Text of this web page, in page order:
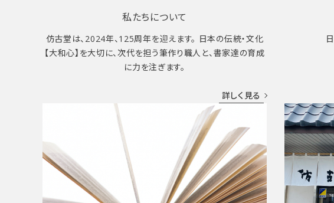
私たちについて
仿古堂は、2024年、125周年を迎えます。 日本の伝統・文化
【大和心】を大切に、次代を担う筆作り職人と、書家達の育成
に力を注ぎます。
詳しく見る